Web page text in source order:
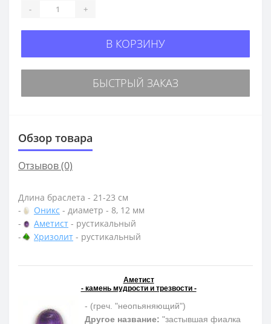
- +
В КОРЗИНУ
БЫСТРЫЙ ЗАКАЗ
Обзор товара
Отзывов (0)
Длина браслета - 21-23 см
-
Оникс - диаметр - 8, 12 мм
-
Аметист - рустикальный
-
Хризолит - рустикальный
Аметист
- камень мудрости и трезвости -
- (греч. "неопьяняющий")
Другое название: "застывшая фиалка